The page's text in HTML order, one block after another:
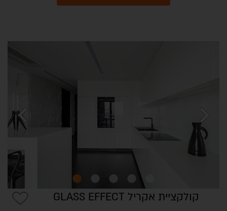
אזור אדריכלים
chevron_left chevron_right
קולקציית אקריל GLASS EFFECT